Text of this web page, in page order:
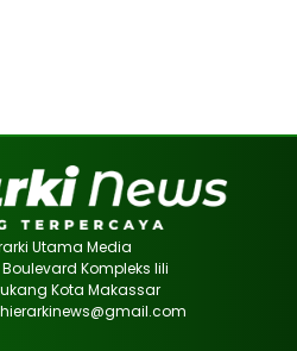
Utama Media
Kompleks lili
Kota Makassar